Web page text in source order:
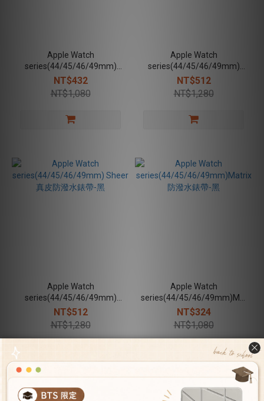
Apple Watch
series(44/45/46/49mm)
Nelen 運動錶帶-星光
NT$432
NT$1,080
Apple Watch
series(44/45/46/49mm)
Sheer真皮防潑水錶帶-棕色
NT$512
NT$1,280
Apple Watch
series(44/45/46/49mm)
Sheer真皮防潑水錶帶-黑
NT$512
NT$1,280
Apple Watch
series(44/45/46/49mm)Matrix
防潑水錶帶-黑
NT$324
NT$1,080